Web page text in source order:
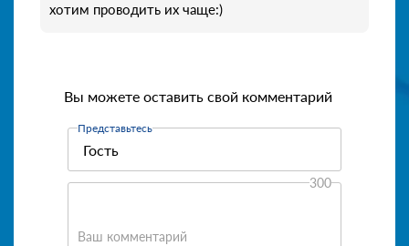
хотим проводить их чаще:)
Вы можете оставить свой комментарий
Представьтесь
Ваш комментарий
300